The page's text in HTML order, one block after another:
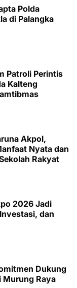
Polda
di Palangka
Patroli Perintis
Kalteng
Akpol,
Nyata dan
Rakyat
2026 Jadi
dan
Dukung
Murung Raya